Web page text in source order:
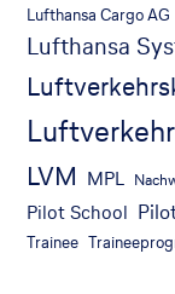
Lufthansa Cargo AG
Lufthansa
LVM MPL
Pilot School
Trainee